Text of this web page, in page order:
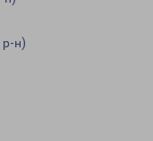
н)